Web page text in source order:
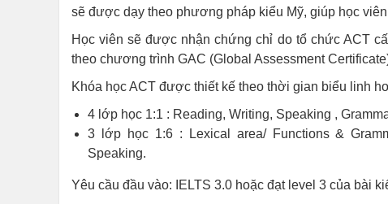
sẽ được dạy theo phương pháp kiểu Mỹ, giúp học
Học viên sẽ được nhận chứng chỉ do tổ chức ACT
theo chương trình GAC (Global Assessment
Khóa học ACT được thiết kế theo thời gian biểu linh
4 lớp học 1:1 : Reading, Writing, Speaking ,
3 lớp học 1:6 : Lexical area/ Functions &
Speaking.
Yêu cầu đầu vào: IELTS 3.0 hoặc đạt level 3 của bài